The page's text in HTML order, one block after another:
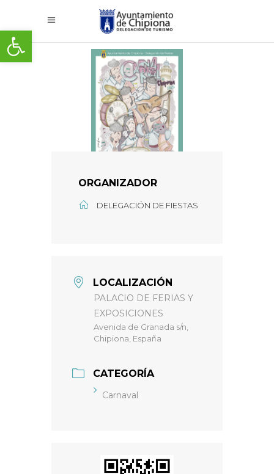
Abrir barra de herramientas
ORGANIZADOR
DELEGACIÓN DE FIESTAS
LOCALIZACIÓN
PALACIO DE FERIAS Y
EXPOSICIONES
Avenida de Granada s/n,
Chipiona, España
CATEGORÍA
Carnaval